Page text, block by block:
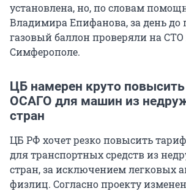
установлена, но, по словам
Владимира Епифанова, за день до
газовый баллон проверяли на СТО
Симферополе.
ЦБ намерен круто
ОСАГО для машин из
стран
ЦБ РФ хочет резко повысить
для транспортных средств из
стран, за исключением легковых
физлиц. Согласно проекту